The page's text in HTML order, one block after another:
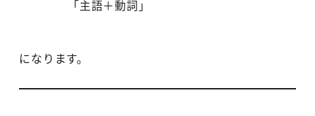
「主語＋動詞」
になります。